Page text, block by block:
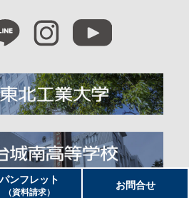
パンフレット
（資料請求）
お問合せ